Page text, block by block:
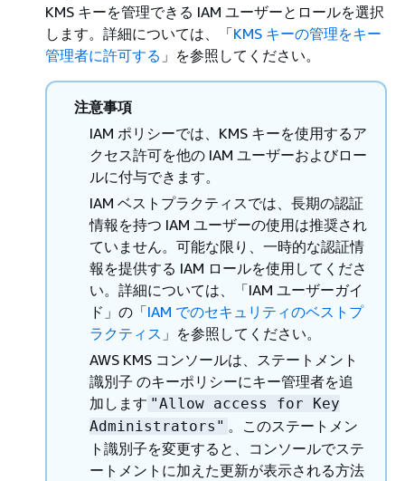
KMS キーを管理できる IAM ユーザーとロールを選択
します。詳細については、「KMS キーの管理をキー
管理者に許可する 」を参照してください。
注意事項
IAM ポリシーでは、KMS キーを使用するア
クセス許可を他の IAM ユーザーおよびロー
ルに付与できます。
IAM ベストプラクティスでは、長期の認証
情報を持つ IAM ユーザーの使用は推奨され
ていません。可能な限り、一時的な認証情
報を提供する IAM ロールを使用してくださ
い。詳細については、「IAM ユーザーガイ
ド」の「IAM でのセキュリティのベストプ
ラクティス 」を参照してください。
AWS KMS コンソールは、ステートメント
識別子 のキーポリシーにキー管理者を追
加します "Allow access for Key
Administrators" 。このステートメン
ト識別子を変更すると、コンソールでステ
ートメントに加えた更新が表示される方法